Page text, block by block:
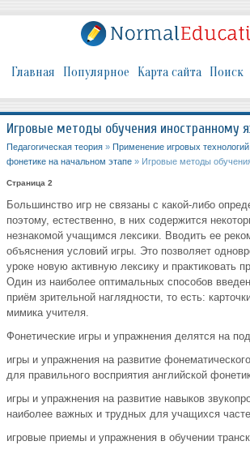
Главная Популярное Карта сайта Поиск
Игровые методы обучения иностранному
Педагогическая теория » Применение игровых
фонетике на начальном этапе » Игровые методы
Страница 2
Большинство игр не связаны с какой-либо
поэтому, естественно, в них содержится
незнакомой учащимся лексики. Вводить ее
объяснения условий игры. Это позволяет
уроке новую активную лексику и практиковать
Один из наиболее оптимальных способов
приём зрительной наглядности, то есть:
мимика учителя.
Фонетические игры и упражнения делятся на
игры и упражнения на развитие
для правильного восприятия английской
игры и упражнения на развитие навыков
наиболее важных и трудных для учащихся
игровые приемы и упражнения в обучении